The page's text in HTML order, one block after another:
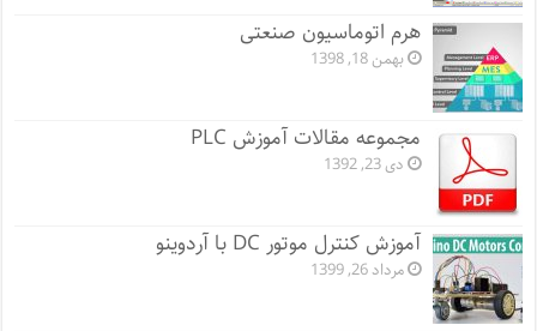
هرم اتوماسیون صنعتی
بهمن 18, 1398
مجموعه مقالات آموزش PLC
دی 23, 1392
آموزش کنترل موتور DC با آردوینو
مرداد 26, 1399